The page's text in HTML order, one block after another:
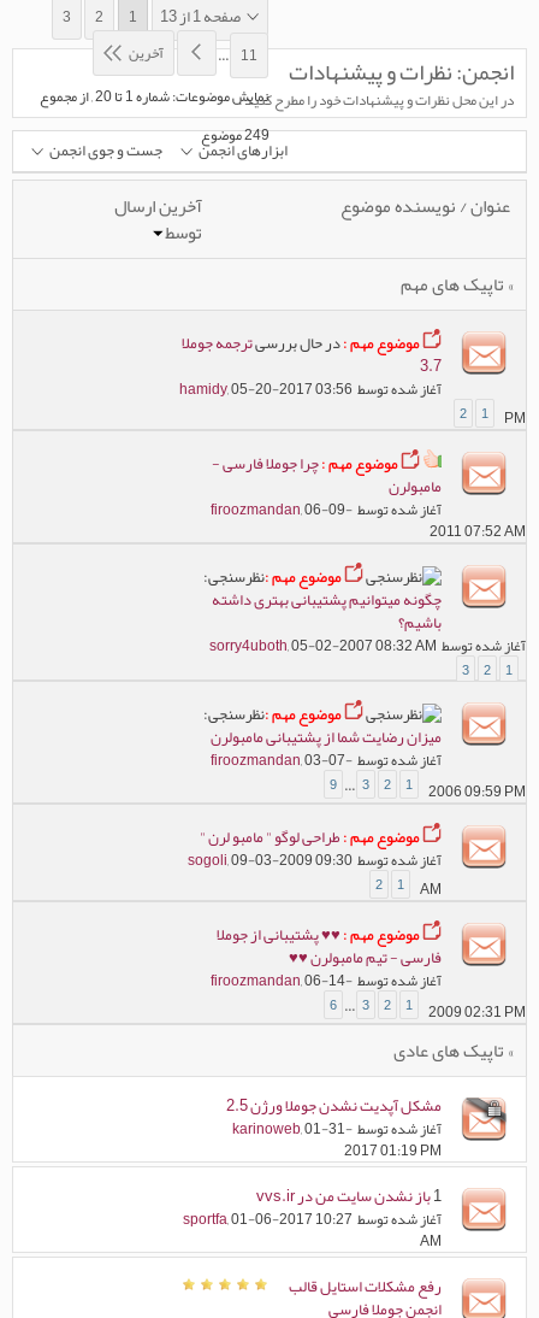
صفحه 1 از 13 1
2
3
11
...
آخرین
نمایش موضوعات: شماره 1 تا 20 , از مجموع
‍249 موضوع
انجمن:نظرات و پيشنهادات
در اين محل نظرات و پيشنهادات خود را مطرح کنيد .
ابزارهای انجمن جست و جوی انجمن
عنوان/نویسنده موضوع آخرین ارسال
توسط
» تاپیک های مهم
موضوع مهم :در حال بررسیترجمه جوملا
3.7
آغاز شده توسط hamidy, 05-20-2017 03:56
PM
1
2
موضوع مهم :چرا جوملا فارسی -
مامبولرن
آغاز شده توسط firoozmandan, 06-09-
2011 07:52 AM
موضوع مهم :نظرسنجی:
چگونه میتوانیم پشتیبانی بهتری داشته
باشیم؟
آغاز شده توسط sorry4uboth, 05-02-2007 08:32 AM
1
2
3
موضوع مهم :نظرسنجی:
میزان رضايت شما از پشتیبانی مامبولرن
آغاز شده توسط firoozmandan, 03-07-
2006 09:59 PM
1
2
3
...
9
موضوع مهم :طراحی لوگو " مامبو لرن "
آغاز شده توسط sogoli, 09-03-2009 09:30
AM
1
2
موضوع مهم :♥♥ پشتیبانی از جوملا
فارسی - تیم مامبولرن ♥♥
آغاز شده توسط firoozmandan, 06-14-
2009 02:31 PM
1
2
3
...
6
» تاپیک های عادی
مشکل آپدیت نشدن جوملا ورژن 2.5
آغاز شده توسط karinoweb, 01-31-
2017 01:19 PM
1باز نشدن سایت من در vvs.ir
آغاز شده توسط sportfa, 01-06-2017 10:27
AM
رفع مشکلات استایل قالب
انجمن جوملا فارسی